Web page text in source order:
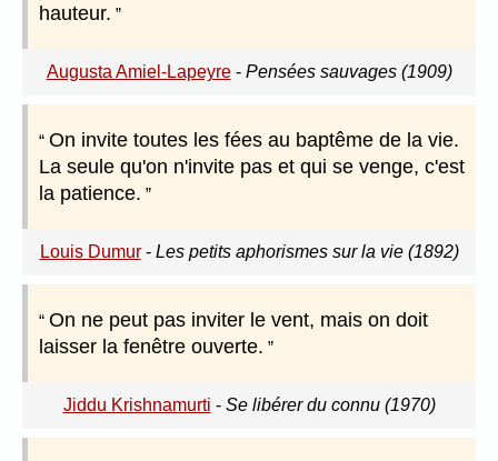
hauteur.
Augusta Amiel-Lapeyre- Pensées sauvages (1909)
On invite toutes les fées au baptême de la vie.
La seule qu'on n'invite pas et qui se venge, c'est
la patience.
Louis Dumur- Les petits aphorismes sur la vie (1892)
On ne peut pas inviter le vent, mais on doit
laisser la fenêtre ouverte.
Jiddu Krishnamurti - Se libérer du connu (1970)